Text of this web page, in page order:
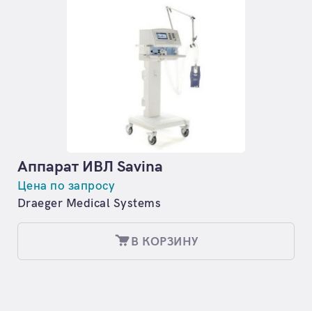
Аппарат ИВЛ Savina
Цена по запросу
Draeger Medical Systems
В КОРЗИНУ